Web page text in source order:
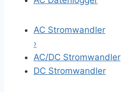
AC Stromwandler
›
AC/DC Stromwandler
DC Stromwandler